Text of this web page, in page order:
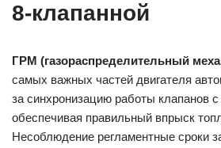
8-клапанной
ГРМ (газораспределительный
самых важных частей двигателя
за синхронизацию работы клапанов
обеспечивая правильный впрыск
Несоблюдение регламентные сроки